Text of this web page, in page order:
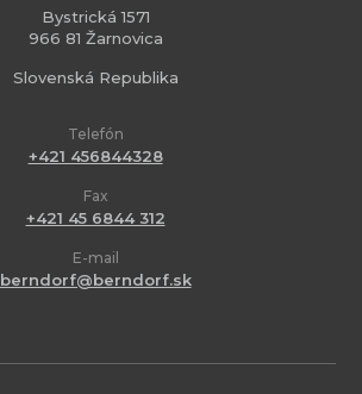
Bystrická 1571
966 81 Žarnovica
Slovenská Republika
Telefón
+421 456844328
Fax
+421 45 6844 312
E-mail
berndorf@berndorf.sk